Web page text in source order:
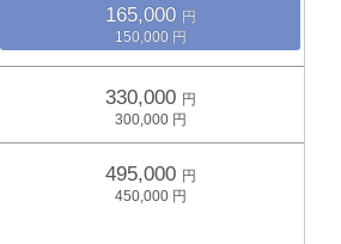
165,000
150,000
330,000
300,000
495,000
450,000